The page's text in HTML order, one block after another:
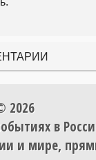
2026
в
и мире,